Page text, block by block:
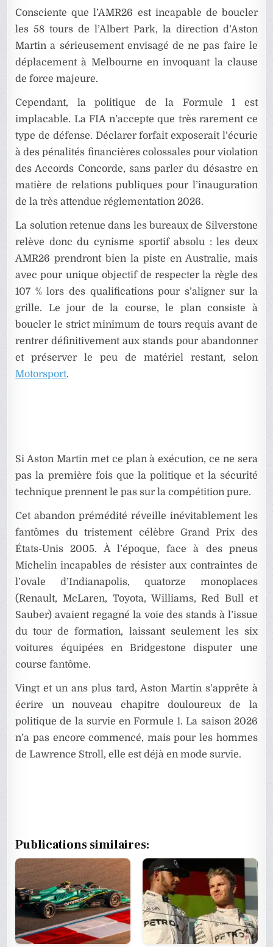
Consciente que l’AMR26 est incapable de boucler
les 58 tours de l’Albert Park, la direction d’Aston
Martin a sérieusement envisagé de ne pas faire le
déplacement à Melbourne en invoquant la clause
de force majeure.
Cependant, la politique de la Formule 1 est
implacable. La FIA n’accepte que très rarement ce
type de défense. Déclarer forfait exposerait l’écurie
à des pénalités financières colossales pour violation
des Accords Concorde, sans parler du désastre en
matière de relations publiques pour l’inauguration
de la très attendue réglementation 2026.
La solution retenue dans les bureaux de Silverstone
relève donc du cynisme sportif absolu : les deux
AMR26 prendront bien la piste en Australie, mais
avec pour unique objectif de respecter la règle des
107 % lors des qualifications pour s’aligner sur la
grille. Le jour de la course, le plan consiste à
boucler le strict minimum de tours requis avant de
rentrer définitivement aux stands pour abandonner
et préserver le peu de matériel restant, selon
Motorsport.
Si Aston Martin met ce plan à exécution, ce ne sera
pas la première fois que la politique et la sécurité
technique prennent le pas sur la compétition pure.
Cet abandon prémédité réveille inévitablement les
fantômes du tristement célèbre Grand Prix des
États-Unis 2005. À l’époque, face à des pneus
Michelin incapables de résister aux contraintes de
l’ovale d’Indianapolis, quatorze monoplaces
(Renault, McLaren, Toyota, Williams, Red Bull et
Sauber) avaient regagné la voie des stands à l’issue
du tour de formation, laissant seulement les six
voitures équipées en Bridgestone disputer une
course fantôme.
Vingt et un ans plus tard, Aston Martin s’apprête à
écrire un nouveau chapitre douloureux de la
politique de la survie en Formule 1. La saison 2026
n’a pas encore commencé, mais pour les hommes
de Lawrence Stroll, elle est déjà en mode survie.
Publications similaires: